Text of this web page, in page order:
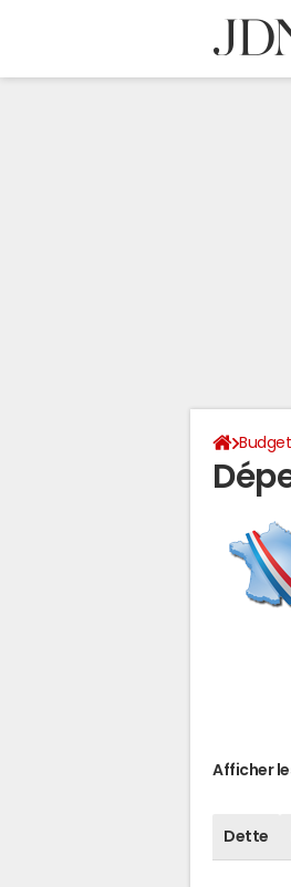
Afficher
Dette